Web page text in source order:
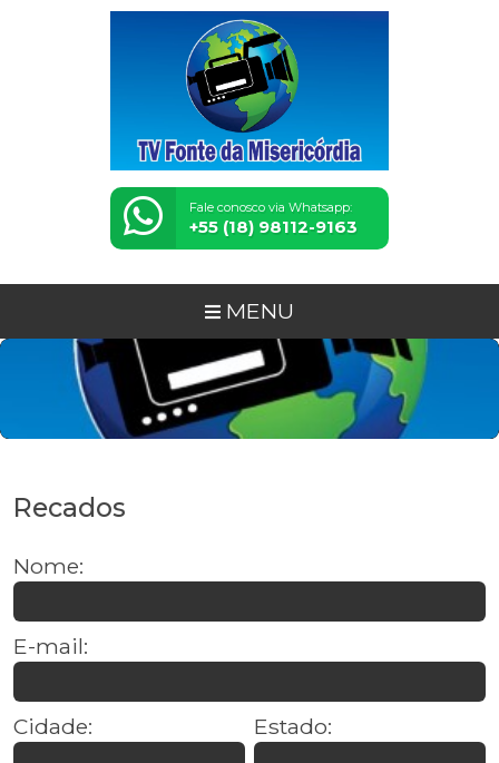
Fale conosco via Whatsapp:
+55 (18) 98112-9163
MENU
Recados
Nome:
E-mail:
Cidade: Estado: